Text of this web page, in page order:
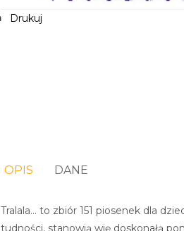
Drukuj
OPIS DANE
Tralala... to zbiór 151 piosenek dla
tudności, stanowią wię doskonałą